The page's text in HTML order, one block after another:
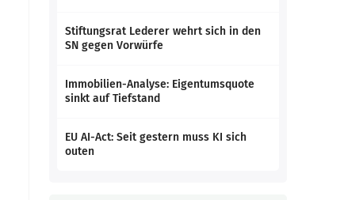
Stiftungsrat Lederer wehrt sich in den
SN gegen Vorwürfe
Immobilien-Analyse: Eigentumsquote
sinkt auf Tiefstand
EU AI-Act: Seit gestern muss KI sich
outen